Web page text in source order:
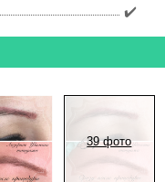
✔️
39 фото